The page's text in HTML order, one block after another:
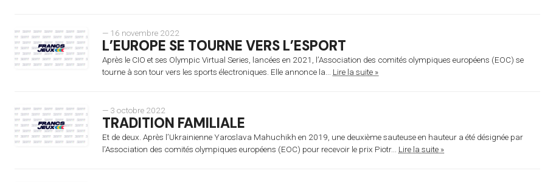
— 16 novembre 2022
L’EUROPE SE TOURNE VERS L’ESPORT
Après le CIO et ses Olympic Virtual Series, lancées en 2021, l’Association des comités olympiques européens (EOC) se
tourne à son tour vers les sports électroniques. Elle annonce la... Lire la suite »
— 3 octobre 2022
TRADITION FAMILIALE
Et de deux. Après l’Ukrainienne Yaroslava Mahuchikh en 2019, une deuxième sauteuse en hauteur a été désignée par
l’Association des comités olympiques européens (EOC) pour recevoir le prix Piotr... Lire la suite »